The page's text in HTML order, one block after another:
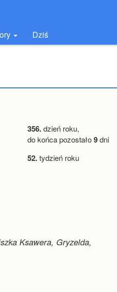
Dziś
356.dzień roku,
do końca pozostało9dni
52.tydzień roku
Ksawera, Gryzelda,